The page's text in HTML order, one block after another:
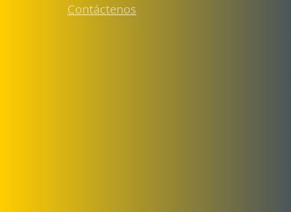
Contáctenos